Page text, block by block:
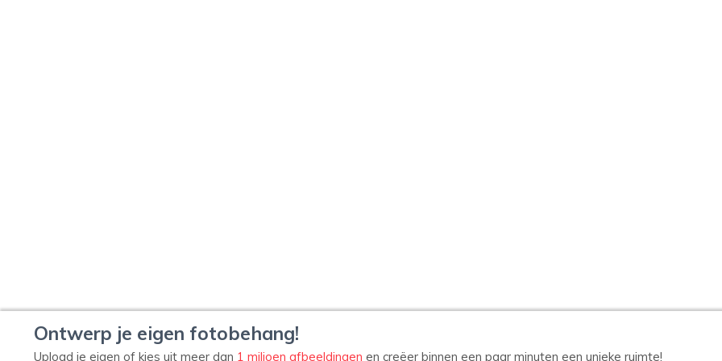
Ontwerp je eigen fotobehang!
Upload je eigen of kies uit meer dan 1 miljoen afbeeldingen en creëer binnen een paar minuten een unieke ruimte!